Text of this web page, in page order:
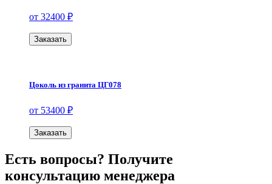
от 32400 ₽
Заказать
Цоколь из гранита ЦГ078
от 53400 ₽
Заказать
Есть вопросы? Получите
консультацию менеджера